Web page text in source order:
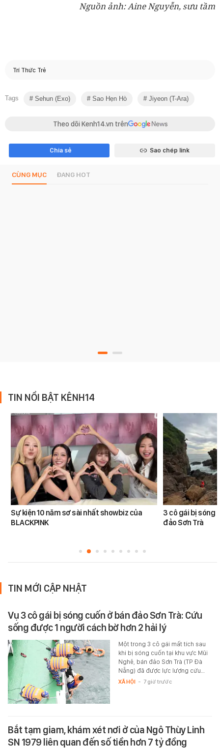
Nguồn ảnh: Aine Nguyễn, sưu tầm
Trí Thức Trẻ
Tags Sehun (exo) Sao Hẹn Hò Jiyeon (t-Ara)
Theo dõi Kenh14.vn trên
Chia sẻ Sao chép link
CÙNG MỤC ĐANG HOT
TIN NỔI BẬT KÊNH14
Sự kiện 10 năm sơ sài nhất showbiz của
BLACKPINK
3 cô gái bị sóng
đảo Sơn Trà
TIN MỚI CẬP NHẬT
Vụ 3 cô gái bị sóng cuốn ở bán đảo Sơn Trà: Cứu
sống được 1 người cách bờ hơn 2 hải lý
Một trong 3 cô gái mất tích sau
khi bị sóng cuốn tại khu vực Mũi
Nghê, bán đảo Sơn Trà (TP Đà
Nẵng) đã được lực lượng cứu…
XÃ HỘI - 7 giờ trước
Bắt tạm giam, khám xét nơi ở của Ngô Thùy Linh
SN 1979 liên quan đến số tiền hơn 7 tỷ đồng